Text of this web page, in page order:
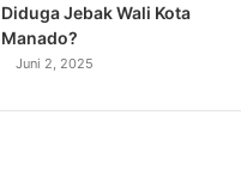
Diduga Jebak Wali Kota
Manado?
Juni 2, 2025